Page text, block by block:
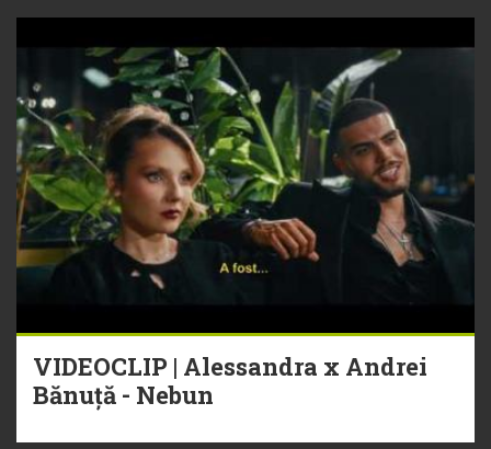
VIDEOCLIP | Alessandra x Andrei
Bănuță - Nebun